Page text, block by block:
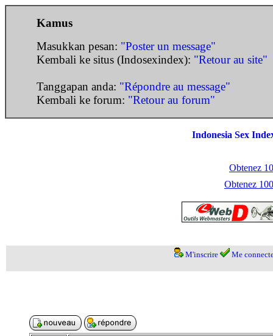
Kamus
Masukkan pesan: "Poster un message"
Kembali ke situs (Indosexindex): "Retour au site"
Tanggapan anda: "Répondre au message"
Kembali ke forum: "Retour au forum"
Indonesia Sex
Obtenez
Obtenez
M'inscrire Me